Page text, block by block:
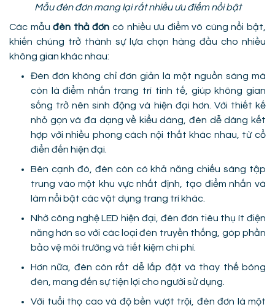
Mẫu đèn đơn mang lại rất nhiều ưu điểm nổi bật
Các mẫuđèn thả đơn có nhiều ưu điểm vô cùng nổi bật,
khiến chúng trở thành sự lựa chọn hàng đầu cho nhiều
không gian khác nhau:
Đèn đơn không chỉ đơn giản là một nguồn sáng mà
còn là điểm nhấn trang trí tinh tế, giúp không gian
sống trở nên sinh động và hiện đại hơn. Với thiết kế
nhỏ gọn và đa dạng về kiểu dáng, đèn dễ dàng kết
hợp với nhiều phong cách nội thất khác nhau, từ cổ
điển đến hiện đại.
Bên cạnh đó, đèn còn có khả năng chiếu sáng tập
trung vào một khu vực nhất định, tạo điểm nhấn và
làm nổi bật các vật dụng trang trí khác.
Nhờ công nghệ LED hiện đại, đèn đơn tiêu thụ ít điện
năng hơn so với các loại đèn truyền thống, góp phần
bảo vệ môi trường và tiết kiệm chi phí.
Hơn nữa, đèn còn rất dễ lắp đặt và thay thế bóng
đèn, mang đến sự tiện lợi cho người sử dụng.
Với tuổi thọ cao và độ bền vượt trội, đèn đơn là một